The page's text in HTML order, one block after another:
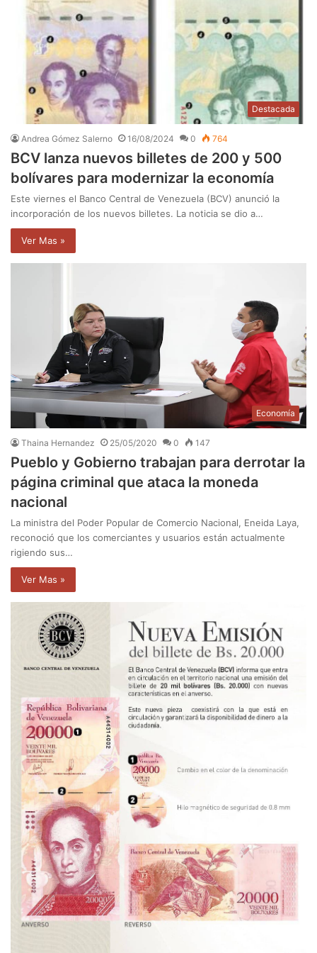
Destacada
Andrea Gómez Salerno 16/08/2024 0 764
BCV lanza nuevos billetes de 200 y 500
bolívares para modernizar la economía
Este viernes el Banco Central de Venezuela (BCV) anunció la
incorporación de los nuevos billetes. La noticia se dio a…
Ver Mas »
Economía
Thaina Hernandez 25/05/2020 0 147
Pueblo y Gobierno trabajan para derrotar la
página criminal que ataca la moneda
nacional
La ministra del Poder Popular de Comercio Nacional, Eneida Laya,
reconoció que los comerciantes y usuarios están actualmente
rigiendo sus…
Ver Mas »